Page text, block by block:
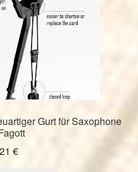
Gurt für Saxophone
€